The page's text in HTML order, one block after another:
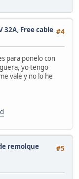
#4
32A, Free cable
para ponelo con
yo tengo
vale y no lo he
#5
remolque